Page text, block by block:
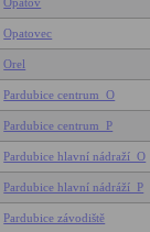
Opatovec
Orel
Pardubice centrum_O
Pardubice centrum_P
Pardubice hlavní nádraží_O
Pardubice hlavní nádráží_P
Pardubice závodiště